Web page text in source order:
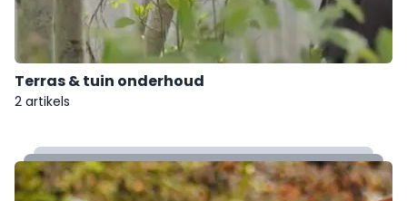
Terras & tuin onderhoud
2 artikels